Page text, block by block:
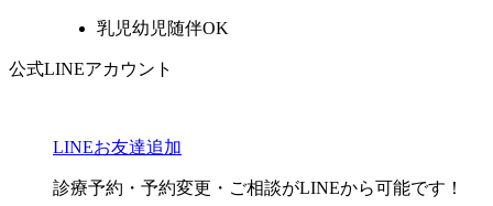
乳児幼児随伴OK
公式LINEアカウント
LINEお友達追加
診療予約・予約変更・ご相談がLINEから可能です！